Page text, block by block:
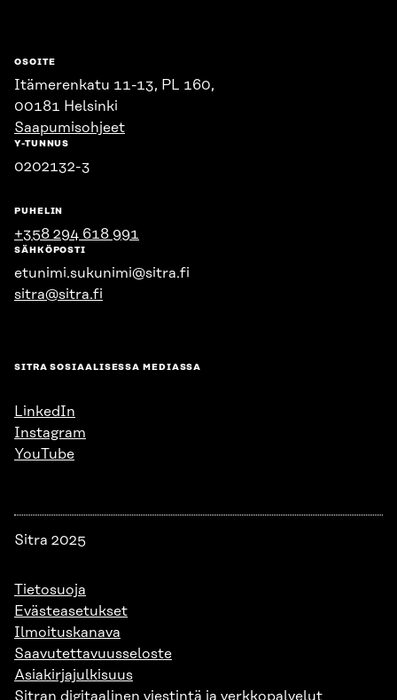
OSOITE
Itämerenkatu 11-13, PL 160,
00181 Helsinki
Saapumisohjeet
Y-TUNNUS
0202132-3
PUHELIN
+358 294 618 991
SÄHKÖPOSTI
etunimi.sukunimi@sitra.fi
sitra@sitra.fi
SITRA SOSIAALISESSA MEDIASSA
LinkedIn
Instagram
YouTube
Sitra 2025
Tietosuoja
Evästeasetukset
Ilmoituskanava
Saavutettavuusseloste
Asiakirjajulkisuus
Sitran digitaalinen viestintä ja verkkopalvelut